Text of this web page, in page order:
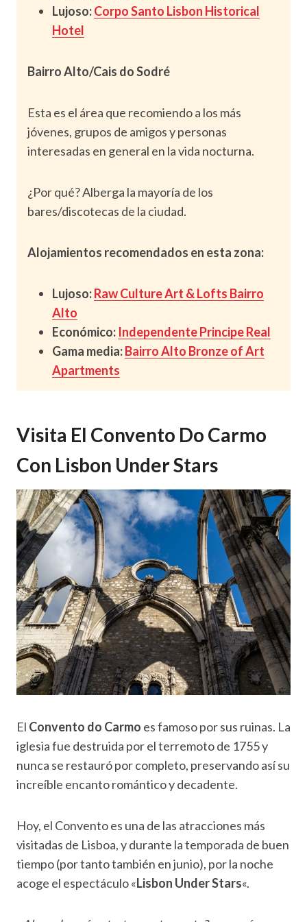
Lujoso:Corpo Santo Lisbon Historical
Hotel
Bairro Alto/Cais do Sodré
Esta es el área que recomiendo a los más
jóvenes, grupos de amigos y personas
interesadas en general en la vida nocturna.
¿Por qué? Alberga la mayoría de los
bares/discotecas de la ciudad.
Alojamientos recomendados en esta zona:
Lujoso:Raw Culture Art & Lofts Bairro
Alto
Económico: Independente Principe Real
Gama media:Bairro Alto Bronze of Art
Apartments
Visita El Convento Do Carmo
Con Lisbon Under Stars
El Convento do Carmo es famoso por sus ruinas. La
iglesia fue destruida por el terremoto de 1755 y
nunca se restauró por completo, preservando así su
increíble encanto romántico y decadente.
Hoy, el Convento es una de las atracciones más
visitadas de Lisboa, y durante la temporada de buen
tiempo (por tanto también en junio), por la noche
acoge el espectáculo «Lisbon Under Stars«.